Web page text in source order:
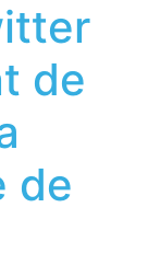
de
de